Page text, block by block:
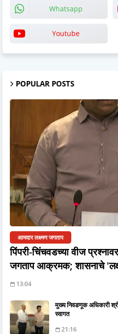
Whatsapp
Youtube
POPULAR POSTS
आमदार लक्ष्मण जगताप
पिंपरी-चिंचवडच्या वीज
जगताप आक्रमक; शासनाचे
13:04
मुख्य निवडणूक अधिकारी
स्वागत
21:16